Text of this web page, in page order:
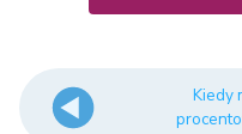
Kiedy